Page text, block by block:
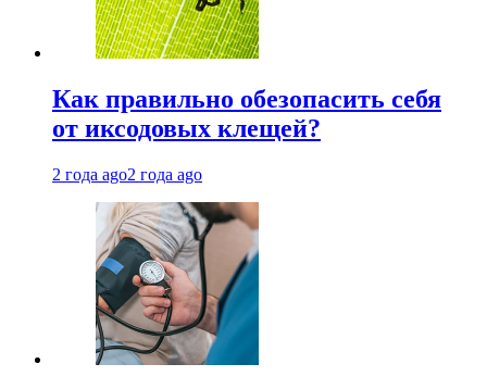
Как правильно обезопасить себя
от иксодовых клещей?
2 года ago2 года ago